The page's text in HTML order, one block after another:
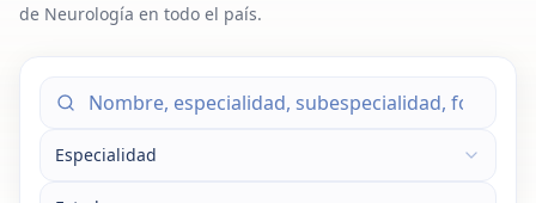
de Neurología en todo el país.
Especialidad